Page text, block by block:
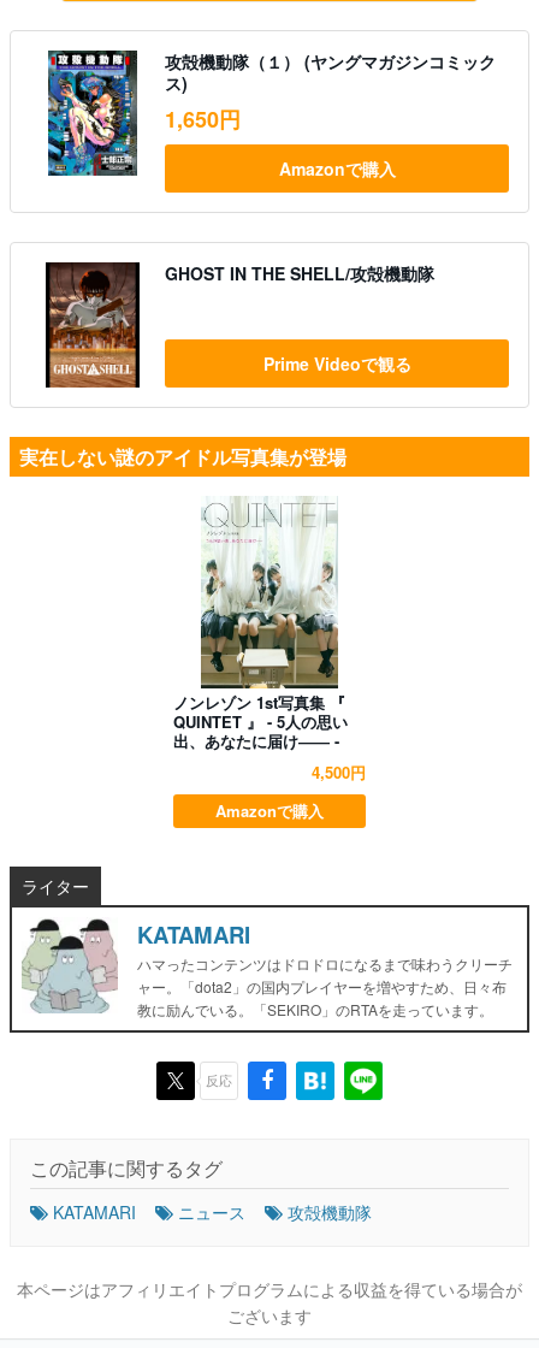
攻殻機動隊（１） (ヤングマガジンコミック
ス)
1,650円
Amazonで購入
GHOST IN THE SHELL/攻殻機動隊
Prime Videoで観る
実在しない謎のアイドル写真集が登場
ノンレゾン 1st写真集 『
QUINTET 』 - 5人の思い
出、あなたに届け―― -
4,500円
Amazonで購入
ライター
KATAMARI
ハマったコンテンツはドロドロになるまで味わうクリーチ
ャー。「dota2」の国内プレイヤーを増やすため、日々布
教に励んでいる。「SEKIRO」のRTAを走っています。
反応
この記事に関するタグ
KATAMARI ニュース 攻殻機動隊
本ページはアフィリエイトプログラムによる収益を得ている場合が
ございます